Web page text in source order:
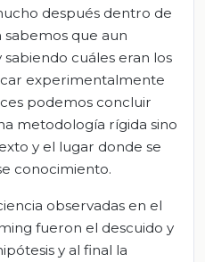
después dentro de
sabemos que aun
cuáles eran los
experimentalmente
podemos concluir
metodología rígida sino
y el lugar donde se
conocimiento.
observadas en el
fueron el descuido y
y al final la